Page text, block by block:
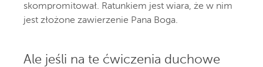
skompromitował. Ratunkiem jest wiara, że w nim
jest złożone zawierzenie Pana Boga.
Ale jeśli na te ćwiczenia duchowe